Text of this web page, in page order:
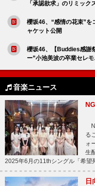
「承認欲求」のリミック
櫻坂46、“感情の花束”
ャケット公開
櫻坂46、【Buddies感謝
ー”小池美波の卒業セレ
音楽ニュース
る
ォ
生
2025年6月の11thシングル「希望
日